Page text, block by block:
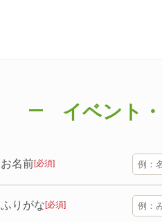
イベント
お名前[必須]
ふりがな [必須]